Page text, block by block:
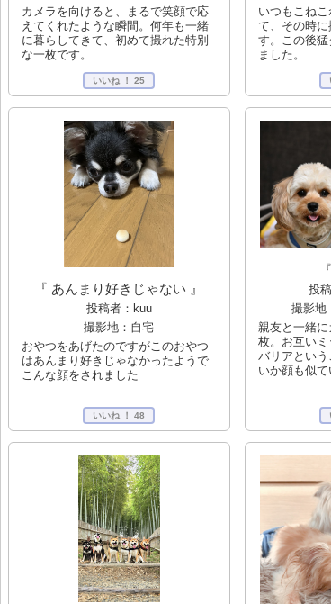
カメラを向けると、まるで笑顔で応
えてくれたような瞬間。何年も一緒
に暮らしてきて、初めて撮れた特別
な一枚です。
いいね ！ 25
いつもこね
て、その時
す。この後猛
ました。
『 あんまり好きじゃない 』
投稿者：kuu
撮影地：自宅
おやつをあげたのですがこのおやつ
はあんまり好きじゃなかったようで
こんな顔をされました
いいね ！ 48
投
撮影地
親友と一緒
枚。お互い
バリアとい
いか顔も似て